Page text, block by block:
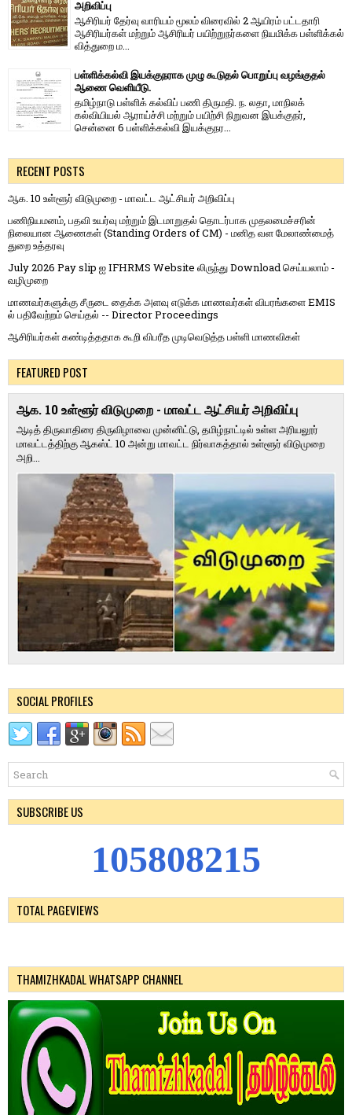
அறிவிப்பு
ஆசிரியர் தேர்வு வாரி​யம் மூலம் விரை​வில் 2 ஆயிரம் பட்​ட​தாரி
ஆசிரியர்​கள் மற்​றும் ஆசிரியர் பயிற்றுநர்​களை நியமிக்க பள்​ளிக்​கல்​
வித்​துறை ம...
பள்ளிக்கல்வி இயக்குநராக முழு கூடுதல் பொறுப்பு வழங்குதல்
ஆணை வெளியீடு.
தமிழ்நாடு பள்ளிக் கல்விப் பணி திருமதி. ந. லதா, மாநிலக்
கல்வியியல் ஆராய்ச்சி மற்றும் பயிற்சி நிறுவன இயக்குநர்,
சென்னை 6 பள்ளிக்கல்வி இயக்குநர...
RECENT POSTS
ஆக. 10 உள்ளூர் விடுமுறை - மாவட்ட ஆட்சியர் அறிவிப்பு
பணிநியமனம், பதவி உயர்வு மற்றும் இடமாறுதல் தொடர்பாக முதலமைச்சரின்
நிலையான ஆணைகள் (Standing Orders of CM) - மனித வள மேலாண்மைத்
துறை உத்தரவு
July 2026 Pay slip ஐ IFHRMS Website லிருந்து Download செய்யலாம் -
வழிமுறை
மாணவர்களுக்கு சீருடை தைக்க அளவு எடுக்க மாணவர்கள் விபரங்களை EMIS
ல் பதிவேற்றம் செய்தல் -- Director Proceedings
ஆசிரியர்கள் கண்டித்ததாக கூறி விபரீத முடிவெடுத்த பள்ளி மாணவிகள்
FEATURED POST
ஆக. 10 உள்ளூர் விடுமுறை - மாவட்ட ஆட்சியர் அறிவிப்பு
ஆடித் திருவாதிரை திருவிழாவை முன்னிட்டு, தமிழ்நாட்டில் உள்ள அரியலூர்
மாவட்டத்திற்கு ஆகஸ்ட் 10 அன்று மாவட்ட நிர்வாகத்தால் உள்ளூர் விடுமுறை
அறி...
SOCIAL PROFILES
SUBSCRIBE US
105808215
TOTAL PAGEVIEWS
THAMIZHKADAL WHATSAPP CHANNEL